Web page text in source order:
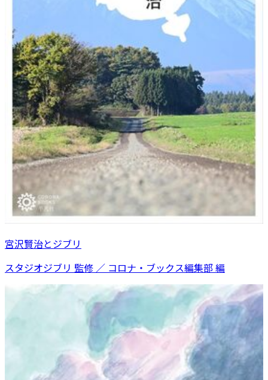
宮沢賢治とジブリ
スタジオジブリ 監修 ／ コロナ・ブックス編集部 編